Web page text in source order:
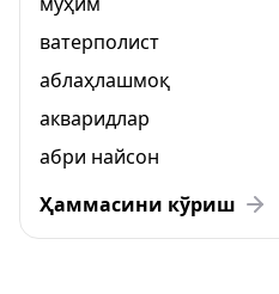
ватерполист
аблаҳлашмоқ
акваридлар
абри найсон
Ҳаммасини кўриш